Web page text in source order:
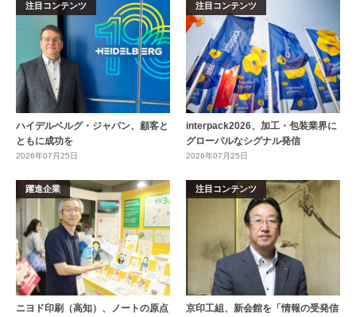
注目コンテンツ
ハイデルベルグ・ジャパン、顧客と
ともに成功を
2026年07月25日
注目コンテンツ
interpack2026、加工・包装業界に
グローバルなシグナル発信
2026年07月25日
躍進企業
ニヨド印刷（高知）、ノートの原点
注目コンテンツ
京印工組、新会館を「情報の受発信